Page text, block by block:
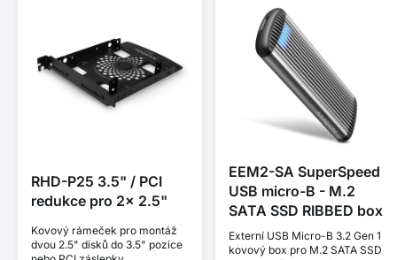
RHD-P25 3.5" / PCI
redukce pro 2x 2.5"
Kovový rámeček pro montáž
dvou 2.5" disků do 3.5" pozice
EEM2-SA SuperSpeed
USB micro-B - M.2
SATA SSD RIBBED box
Externí USB Micro-B 3.2 Gen 1
kovový box pro M.2 SATA SSD